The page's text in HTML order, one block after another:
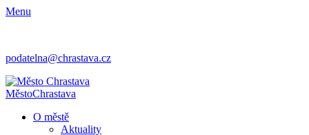
Menu
podatelna@chrastava.cz
MěstoChrastava
O městě
Aktuality